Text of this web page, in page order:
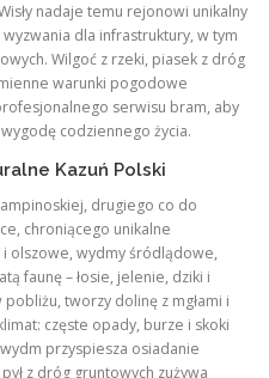
nadaje temu rejonowi unikalny
dla infrastruktury, w tym
Wilgoć z rzeki, piasek z dróg
warunki pogodowe
serwisu bram, aby
codziennego życia.
Kazuń Polski
drugiego co do
chroniącego unikalne
olszowe, wydmy śródlądowe,
faunę – łosie, jelenie, dziki i
pobliżu, tworzy dolinę z mgłami i
częste opady, burze i skoki
przyspiesza osiadanie
z dróg gruntowych zużywa